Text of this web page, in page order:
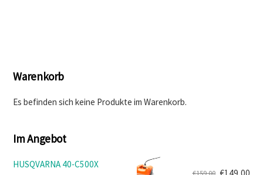
Warenkorb
Es befinden sich keine Produkte im Warenkorb.
Im Angebot
HUSQVARNA 40-C500X
€159,00